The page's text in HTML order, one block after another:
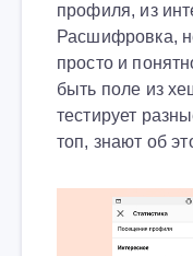
профиля, из
Расшифровка,
просто и
быть поле из
тестирует
топ, знают об